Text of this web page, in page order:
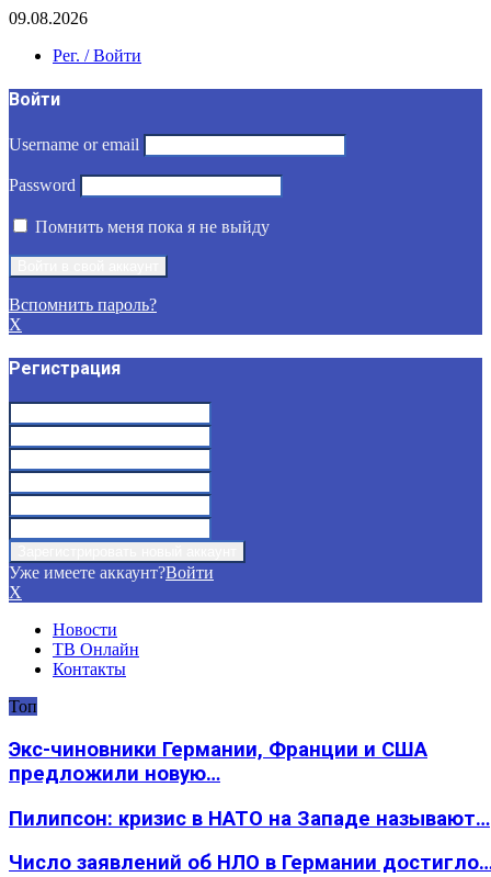
09.08.2026
Рег. / Войти
Войти
Username or email
Password
Помнить меня пока я не выйду
Вспомнить пароль?
X
Регистрация
Уже имеете аккаунт?Войти
X
Новости
ТВ Онлайн
Контакты
Топ
Экс-чиновники Германии, Франции и США
предложили новую…
Пилипсон: кризис в НАТО на Западе называют…
Число заявлений об НЛО в Германии